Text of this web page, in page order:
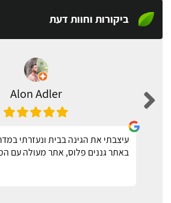
ביקורות וחוות דעת
Alon Adler
עיצבתי את הגינה בבית ונעזרתי
באתר גננים פלוס, אתר מעולה עם